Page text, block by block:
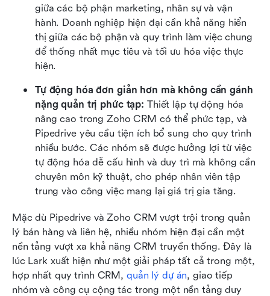
giữa các bộ phận marketing, nhân sự và vận
hành. Doanh nghiệp hiện đại cần khả năng hiển
thị giữa các bộ phận và quy trình làm việc chung
để thống nhất mục tiêu và tối ưu hóa việc thực
hiện.
Tự động hóa đơn giản hơn mà không cần gánh
nặng quản trị phức tạp: Thiết lập tự động hóa
nâng cao trong Zoho CRM có thể phức tạp, và
Pipedrive yêu cầu tiện ích bổ sung cho quy trình
nhiều bước. Các nhóm sẽ được hưởng lợi từ việc
tự động hóa dễ cấu hình và duy trì mà không cần
chuyên môn kỹ thuật, cho phép nhân viên tập
trung vào công việc mang lại giá trị gia tăng.
Mặc dù Pipedrive và Zoho CRM vượt trội trong quản
lý bán hàng và liên hệ, nhiều nhóm hiện đại cần một
nền tảng vượt xa khả năng CRM truyền thống. Đây là
lúc Lark xuất hiện như một giải pháp tất cả trong một,
hợp nhất quy trình CRM, quản lý dự án, giao tiếp
nhóm và công cụ cộng tác trong một nền tảng duy